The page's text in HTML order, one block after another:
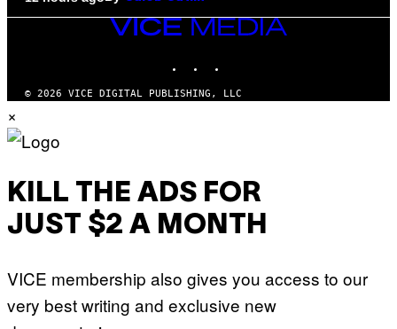
VICE
© 2026 VICE DIGITAL PUBLISHING, LLC
×
KILL THE ADS FOR
JUST $2 A MONTH
VICE membership also gives you access to our
very best writing and exclusive new